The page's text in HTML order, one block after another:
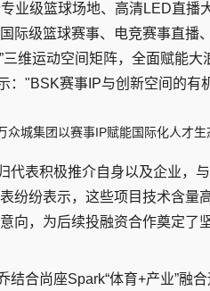
业级篮球场地、高清LED直播
际级篮球赛事、电竞赛事直播
三维运动空间矩阵，全面赋能大
："BSK赛事IP与创新空间的
代表积极推介自身以及企业，
纷纷表示，这些项目技术含量
向，为后续投融资合作奠定了
结合尚座Spark“体育+产业”融